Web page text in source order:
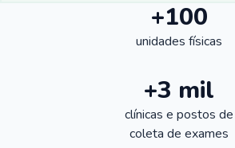
+100
unidades físicas
+3 mil
clínicas e postos de
coleta de exames